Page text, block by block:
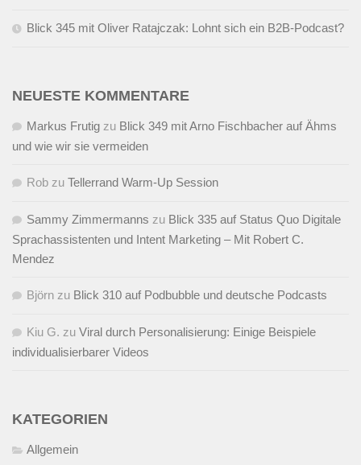
Blick 345 mit Oliver Ratajczak: Lohnt sich ein B2B-Podcast?
NEUESTE KOMMENTARE
Markus Frutig zu Blick 349 mit Arno Fischbacher auf Ähms
und wie wir sie vermeiden
Rob zu Tellerrand Warm-Up Session
Sammy Zimmermanns zu Blick 335 auf Status Quo Digitale
Sprachassistenten und Intent Marketing – Mit Robert C.
Mendez
Björn zu Blick 310 auf Podbubble und deutsche Podcasts
Kiu G. zu Viral durch Personalisierung: Einige Beispiele
individualisierbarer Videos
KATEGORIEN
Allgemein